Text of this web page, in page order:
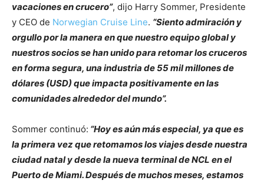
vacaciones en crucero”, dijo Harry Sommer, Presidente
y CEO de Norwegian Cruise Line. “Siento admiración y
orgullo por la manera en que nuestro equipo global y
nuestros socios se han unido para retomar los cruceros
en forma segura, una industria de 55 mil millones de
dólares (USD) que impacta positivamente en las
comunidades alrededor del mundo”.
Sommer continuó: “Hoy es aún más especial, ya que es
la primera vez que retomamos los viajes desde nuestra
ciudad natal y desde la nueva terminal de NCL en el
Puerto de Miami. Después de muchos meses, estamos